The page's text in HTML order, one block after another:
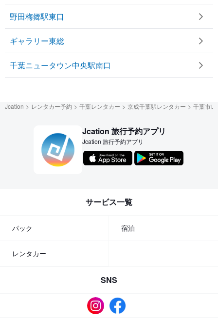
野田梅郷駅東口
ギャラリー東総
千葉ニュータウン中央駅南口
Jcation レンタカー予約 千葉レンタカー 京成千葉駅レンタカー 千葉市
Jcation 旅行予約アプリ
Jcation 旅行予約アプリ
サービス一覧
パック 宿泊
レンタカー
SNS